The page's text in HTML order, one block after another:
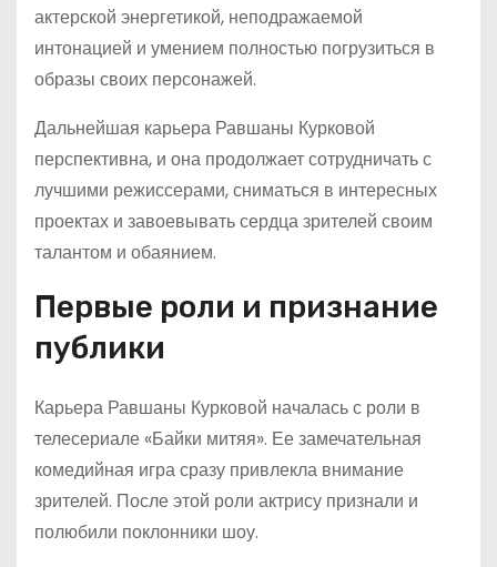
актерской энергетикой, неподражаемой
интонацией и умением полностью погрузиться в
образы своих персонажей.
Дальнейшая карьера Равшаны Курковой
перспективна, и она продолжает сотрудничать с
лучшими режиссерами, сниматься в интересных
проектах и завоевывать сердца зрителей своим
талантом и обаянием.
Первые роли и признание
публики
Карьера Равшаны Курковой началась с роли в
телесериале «Байки митяя». Ее замечательная
комедийная игра сразу привлекла внимание
зрителей. После этой роли актрису признали и
полюбили поклонники шоу.